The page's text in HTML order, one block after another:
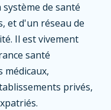
de santé
et d'un réseau de
Il est vivement
santé
privés,